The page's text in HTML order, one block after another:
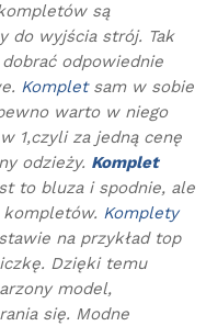
są
do wyjścia strój. Tak
odpowiednie
Kompletsam w sobie
warto w niego
1,czyli za jedną cenę
odzieży. Komplet
to bluza i spodnie, ale
Komplety
na przykład top
Dzięki temu
model,
się. Modne